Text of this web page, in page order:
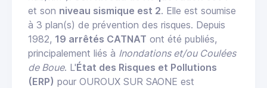
et son niveau sismique est 2. Elle est soumise
à 3 plan(s) de prévention des risques. Depuis
1982, 19 arrêtés CATNAT ont été publiés,
principalement liés à Inondations et/ou Coulées
de Boue. L'État des Risques et Pollutions
(ERP) pour OUROUX SUR SAONE est